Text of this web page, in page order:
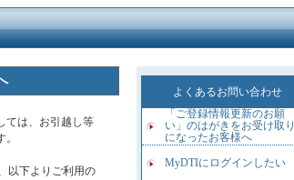
ては、お引越し等
以下よりご利用の
よくあるお問い合わせ
「ご登録情報更新のお願
い」のはがきをお受け取り
になったお客様へ
MyDTIにログインしたい